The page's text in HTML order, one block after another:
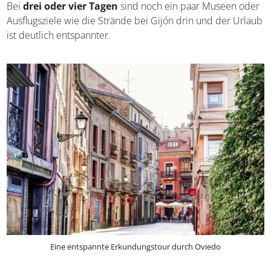
Beidrei oder vier Tagen sind noch ein paar Museen oder
Ausflugsziele wie die Strände bei Gijón drin und der Urlaub
ist deutlich entspannter.
Eine entspannte Erkundungstour durch Oviedo